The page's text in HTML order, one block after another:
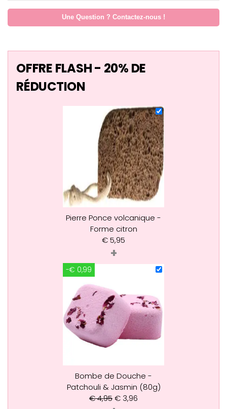
Une Question ? Contactez-nous !
OFFRE FLASH - 20% DE
RÉDUCTION
Pierre Ponce volcanique -
Forme citron
€5,95
+
-€ 0,99
Bombe de Douche -
Patchouli & Jasmin (80g)
€4,95€ 3,96